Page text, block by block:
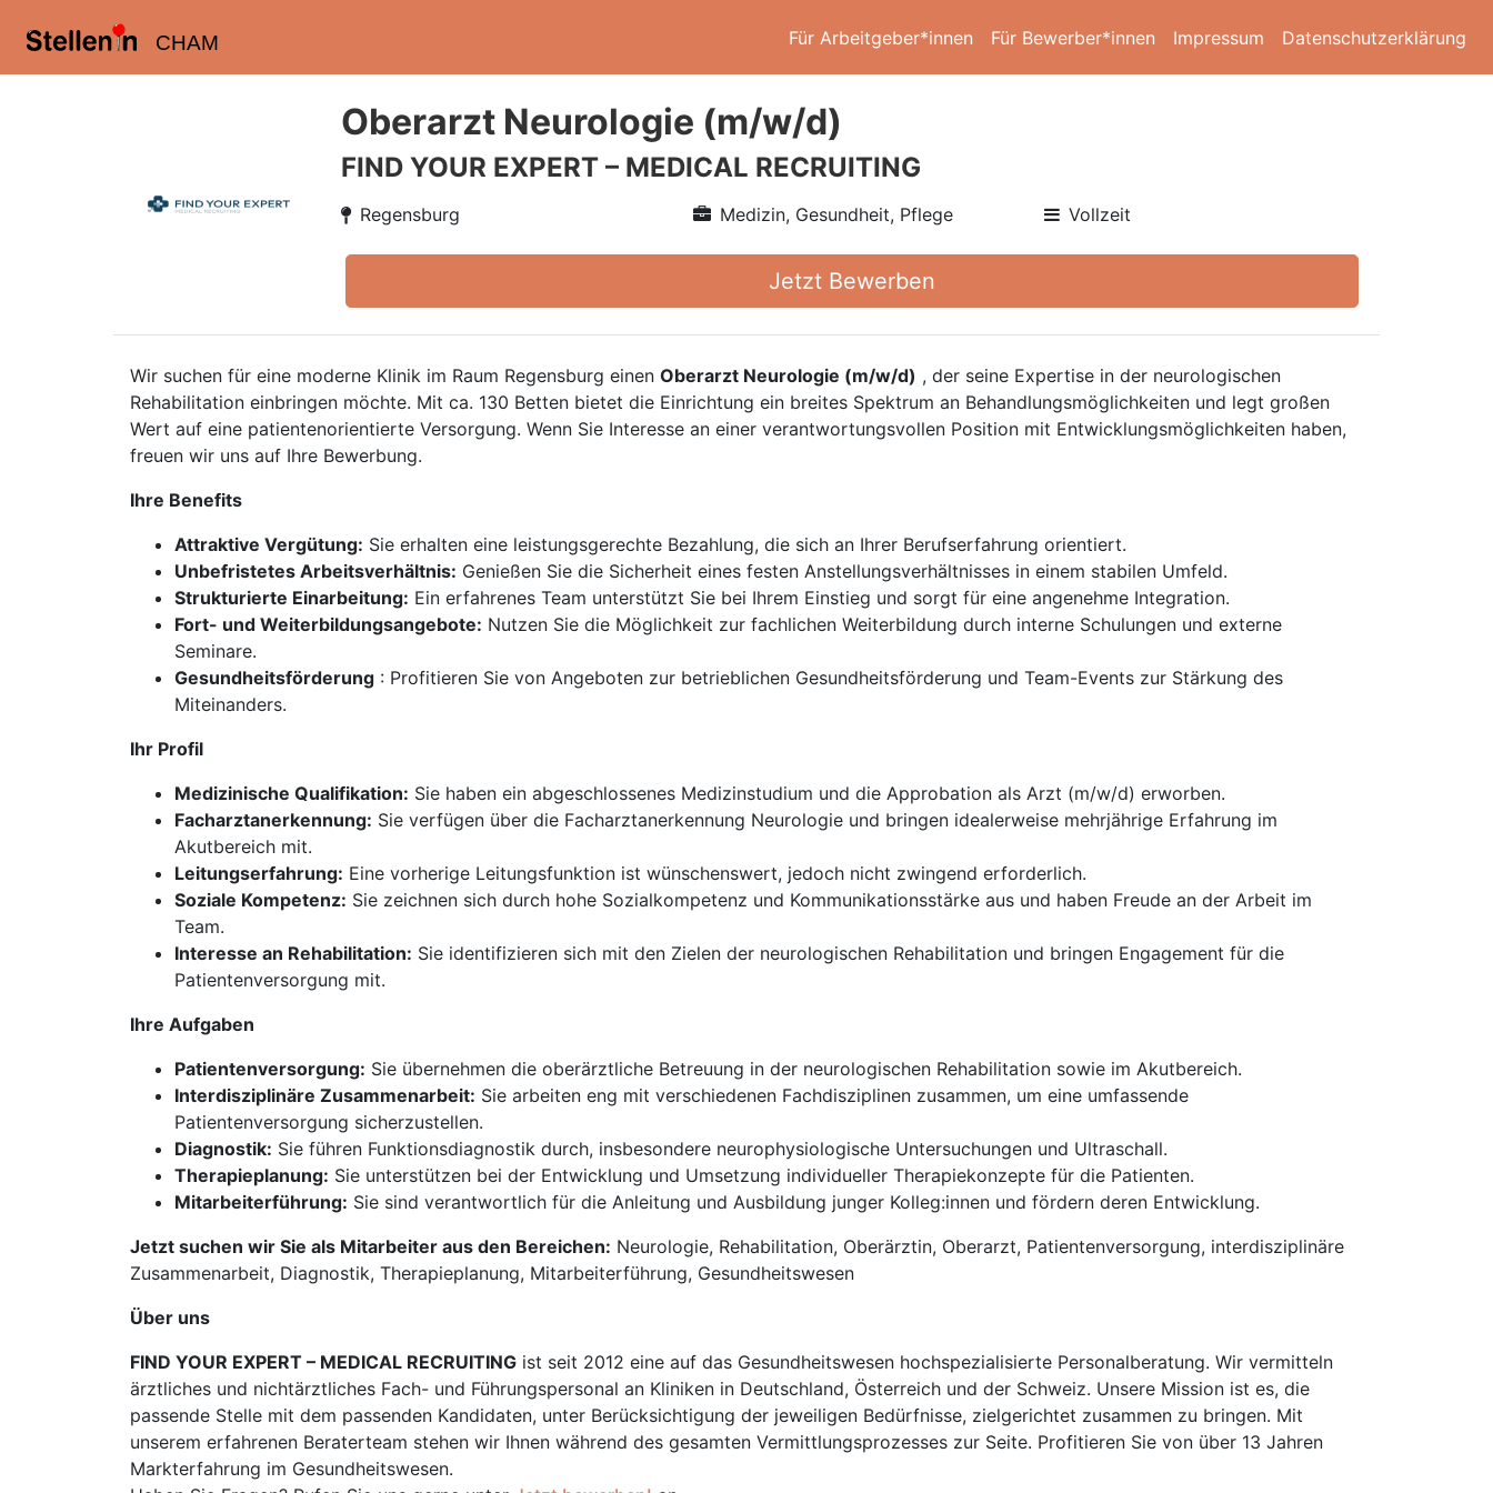
CHAM Für Arbeitgeber*innen Für Bewerber*innen Impressum Datenschutzerklärung
Oberarzt Neurologie (m/w/d)
FIND YOUR EXPERT – MEDICAL RECRUITING
Regensburg Medizin, Gesundheit, Pflege Vollzeit
Jetzt Bewerben
Wir suchen für eine moderne Klinik im Raum Regensburg einen Oberarzt Neurologie (m/w/d) , der seine Expertise in der neurologischen
Rehabilitation einbringen möchte. Mit ca. 130 Betten bietet die Einrichtung ein breites Spektrum an Behandlungsmöglichkeiten und legt großen
Wert auf eine patientenorientierte Versorgung. Wenn Sie Interesse an einer verantwortungsvollen Position mit Entwicklungsmöglichkeiten haben,
freuen wir uns auf Ihre Bewerbung.
Ihre Benefits
Attraktive Vergütung: Sie erhalten eine leistungsgerechte Bezahlung, die sich an Ihrer Berufserfahrung orientiert.
Unbefristetes Arbeitsverhältnis: Genießen Sie die Sicherheit eines festen Anstellungsverhältnisses in einem stabilen Umfeld.
Strukturierte Einarbeitung: Ein erfahrenes Team unterstützt Sie bei Ihrem Einstieg und sorgt für eine angenehme Integration.
Fort- und Weiterbildungsangebote: Nutzen Sie die Möglichkeit zur fachlichen Weiterbildung durch interne Schulungen und externe
Seminare.
Gesundheitsförderung : Profitieren Sie von Angeboten zur betrieblichen Gesundheitsförderung und Team-Events zur Stärkung des
Miteinanders.
Ihr Profil
Medizinische Qualifikation: Sie haben ein abgeschlossenes Medizinstudium und die Approbation als Arzt (m/w/d) erworben.
Facharztanerkennung: Sie verfügen über die Facharztanerkennung Neurologie und bringen idealerweise mehrjährige Erfahrung im
Akutbereich mit.
Leitungserfahrung: Eine vorherige Leitungsfunktion ist wünschenswert, jedoch nicht zwingend erforderlich.
Soziale Kompetenz: Sie zeichnen sich durch hohe Sozialkompetenz und Kommunikationsstärke aus und haben Freude an der Arbeit im
Team.
Interesse an Rehabilitation: Sie identifizieren sich mit den Zielen der neurologischen Rehabilitation und bringen Engagement für die
Patientenversorgung mit.
Ihre Aufgaben
Patientenversorgung: Sie übernehmen die oberärztliche Betreuung in der neurologischen Rehabilitation sowie im Akutbereich.
Interdisziplinäre Zusammenarbeit: Sie arbeiten eng mit verschiedenen Fachdisziplinen zusammen, um eine umfassende
Patientenversorgung sicherzustellen.
Diagnostik: Sie führen Funktionsdiagnostik durch, insbesondere neurophysiologische Untersuchungen und Ultraschall.
Therapieplanung: Sie unterstützen bei der Entwicklung und Umsetzung individueller Therapiekonzepte für die Patienten.
Mitarbeiterführung: Sie sind verantwortlich für die Anleitung und Ausbildung junger Kolleg:innen und fördern deren Entwicklung.
Jetzt suchen wir Sie als Mitarbeiter aus den Bereichen: Neurologie, Rehabilitation, Oberärztin, Oberarzt, Patientenversorgung, interdisziplinäre
Zusammenarbeit, Diagnostik, Therapieplanung, Mitarbeiterführung, Gesundheitswesen
Über uns
FIND YOUR EXPERT – MEDICAL RECRUITING ist seit 2012 eine auf das Gesundheitswesen hochspezialisierte Personalberatung. Wir vermitteln
ärztliches und nichtärztliches Fach- und Führungspersonal an Kliniken in Deutschland, Österreich und der Schweiz. Unsere Mission ist es, die
passende Stelle mit dem passenden Kandidaten, unter Berücksichtigung der jeweiligen Bedürfnisse, zielgerichtet zusammen zu bringen. Mit
unserem erfahrenen Beraterteam stehen wir Ihnen während des gesamten Vermittlungsprozesses zur Seite. Profitieren Sie von über 13 Jahren
Markterfahrung im Gesundheitswesen.